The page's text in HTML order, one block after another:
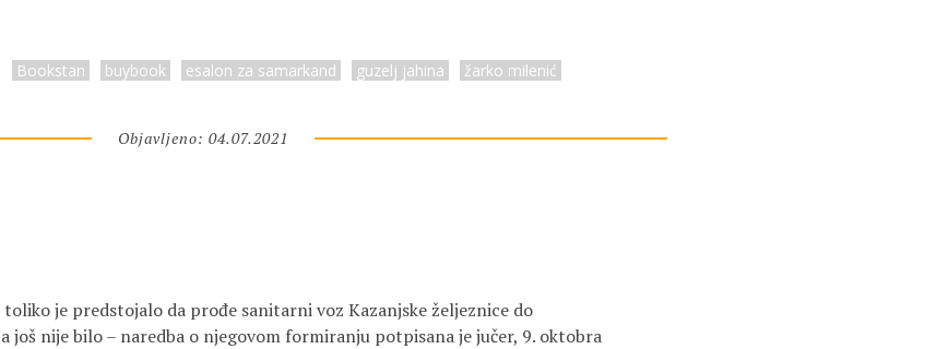
Bookstan buybook esalon za samarkand guzelj jahina žarko milenić
Objavljeno: 04.07.2021
je predstojalo da prođe sanitarni voz Kazanjske željeznice do
još nije bilo – naredba o njegovom formiranju potpisana je jučer, 9. oktobra